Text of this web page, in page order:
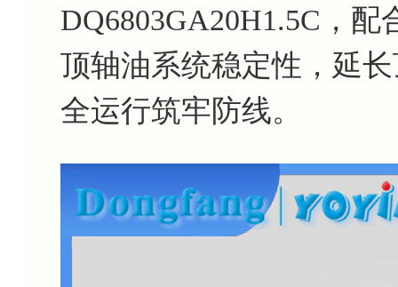
DQ6803GA20H1.5C，
顶轴油系统稳定性，延
全运行筑牢防线。